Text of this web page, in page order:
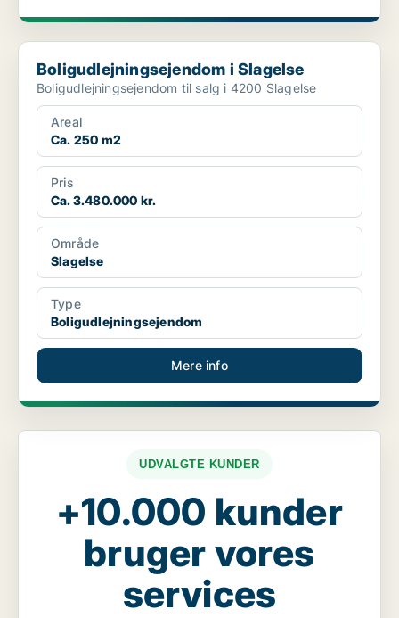
Boligudlejningsejendom i Slagelse
Boligudlejningsejendom i Slagelse
Boligudlejningsejendom til salg i 4200 Slagelse
Areal
Ca. 250 m2
Pris
Ca. 3.480.000 kr.
Område
Slagelse
Type
Boligudlejningsejendom
Mere info
UDVALGTE KUNDER
+10.000 kunder
bruger vores
services